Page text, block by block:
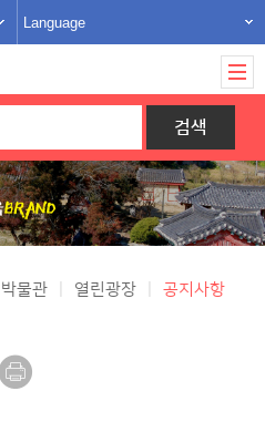
Language
물관 열린광장 공지사항